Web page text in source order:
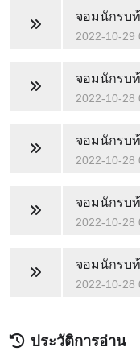
จอมนักรบ
2022-10-29
จอมนักรบ
2022-10-28
จอมนักรบ
2022-10-28
จอมนักรบ
2022-10-28
จอมนักรบ
2022-10-28
ประวัติการอ่าน